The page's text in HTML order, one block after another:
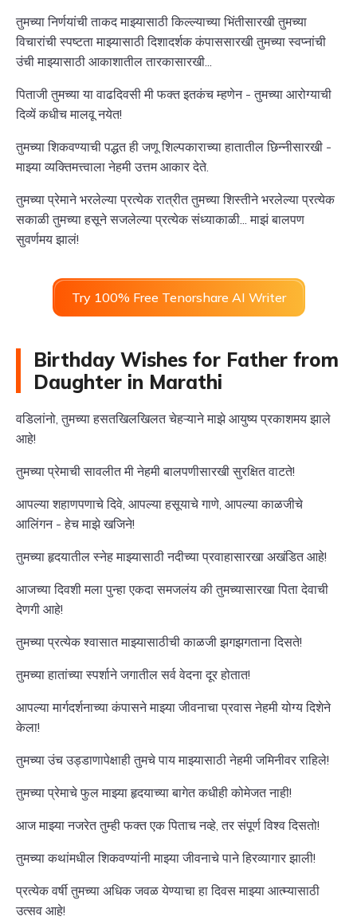
तुमच्या निर्णयांची ताकद माझ्यासाठी किल्ल्याच्या भिंतीसारखी तुमच्या
विचारांची स्पष्टता माझ्यासाठी दिशादर्शक कंपाससारखी तुमच्या स्वप्नांची
उंची माझ्यासाठी आकाशातील तारकासारखी...
पिताजी तुमच्या या वाढदिवसी मी फक्त इतकंच म्हणेन - तुमच्या आरोग्याची
दिव्यें कधीच मालवू नयेत!
तुमच्या शिकवण्याची पद्धत ही जणू शिल्पकाराच्या हातातील छिन्नीसारखी -
माझ्या व्यक्तिमत्त्वाला नेहमी उत्तम आकार देते.
तुमच्या प्रेमाने भरलेल्या प्रत्येक रात्रीत तुमच्या शिस्तीने भरलेल्या प्रत्येक
सकाळी तुमच्या हसूने सजलेल्या प्रत्येक संध्याकाळी... माझं बालपण
सुवर्णमय झालं!
Try 100% Free Tenorshare AI Writer
Birthday Wishes for Father from
Daughter in Marathi
वडिलांनो, तुमच्या हसतखिलखिलत चेहऱ्याने माझे आयुष्य प्रकाशमय झाले
आहे!
तुमच्या प्रेमाची सावलीत मी नेहमी बालपणीसारखी सुरक्षित वाटते!
आपल्या शहाणपणाचे दिवे, आपल्या हसूयाचे गाणे, आपल्या काळजीचे
आलिंगन - हेच माझे खजिने!
तुमच्या हृदयातील स्नेह माझ्यासाठी नदीच्या प्रवाहासारखा अखंडित आहे!
आजच्या दिवशी मला पुन्हा एकदा समजलंय की तुमच्यासारखा पिता देवाची
देणगी आहे!
तुमच्या प्रत्येक श्वासात माझ्यासाठीची काळजी झगझगताना दिसते!
तुमच्या हातांच्या स्पर्शाने जगातील सर्व वेदना दूर होतात!
आपल्या मार्गदर्शनाच्या कंपासने माझ्या जीवनाचा प्रवास नेहमी योग्य दिशेने
केला!
तुमच्या उंच उड्डाणापेक्षाही तुमचे पाय माझ्यासाठी नेहमी जमिनीवर राहिले!
तुमच्या प्रेमाचे फुल माझ्या हृदयाच्या बागेत कधीही कोमेजत नाही!
आज माझ्या नजरेत तुम्ही फक्त एक पिताच नव्हे, तर संपूर्ण विश्व दिसतो!
तुमच्या कथांमधील शिकवण्यांनी माझ्या जीवनाचे पाने हिरव्यागार झाली!
प्रत्येक वर्षी तुमच्या अधिक जवळ येण्याचा हा दिवस माझ्या आत्म्यासाठी
उत्सव आहे!